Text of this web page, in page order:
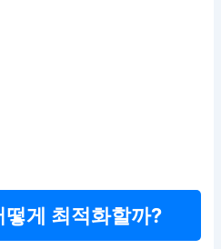
게 최적화할까?